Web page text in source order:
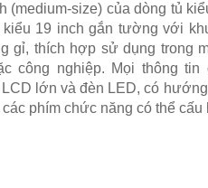
(medium-size) của dòng tủ
kiểu 19 inch gắn tường với
gỉ, thích hợp sử dụng trong
công nghiệp. Mọi thông
lớn và đèn LED, có
phím chức năng có thể cấu